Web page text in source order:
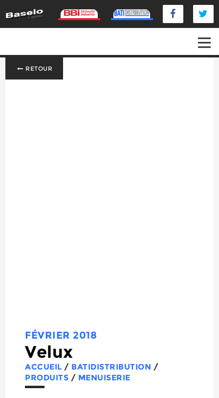
RETOUR
FÉVRIER 2018
Velux
ACCUEIL / BATIDISTRIBUTION /
PRODUITS / MENUISERIE